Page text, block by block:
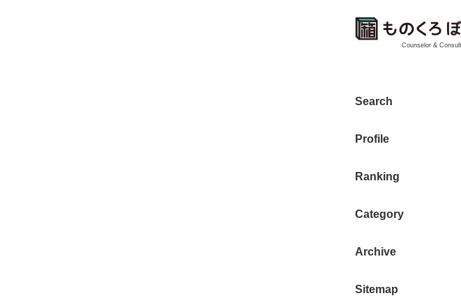
Counselor &
Search
Profile
Ranking
Category
Archive
Sitemap
通信速度
iPhone で
者
ぷららモバイル
ぷららモバ
このプランは通信